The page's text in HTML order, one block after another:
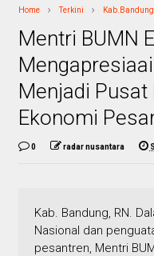
Home Terkini Kab.Bandung
Mentri BUMN
Menjadi
Ekonomi
0 radar nusantara
Kab. Bandung, RN.
Nasional dan
pesantren, Mentri